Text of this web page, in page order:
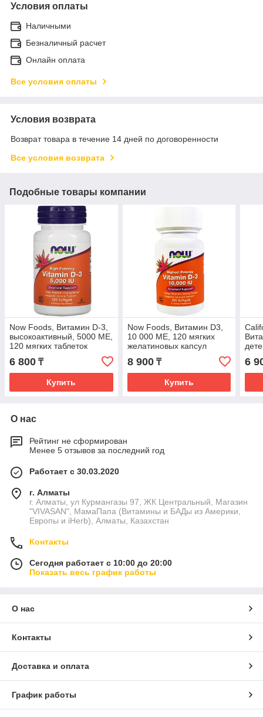
Условия оплаты
Наличными
Безналичный расчет
Онлайн оплата
Все условия оплаты
Условия возврата
Возврат товара в течение 14 дней по договоренности
Все условия возврата
Подобные товары компании
Now Foods, Витамин D-3,
высокоактивный, 5000 МЕ,
120 мягких таблеток
6 800 ₸
Купить
Now Foods, Витамин D3,
10 000 МЕ, 120 мягких
желатиновых капсул
8 900₸
Купить
6
О нас
Рейтинг не сформирован
Менее 5 отзывов за последний год
Работает с 30.03.2020
г. Алматы
г. Алматы, ул Курмангазы 97, ЖК Центральный, Магазин
"VIVASAN", МамаПапа (Витамины и БАДы из Америки,
Европы и iHerb), Алматы, Казахстан
Контакты
Сегодня работает с 10:00 до 20:00
Показать весь график работы
О нас
Контакты
Доставка и оплата
График работы